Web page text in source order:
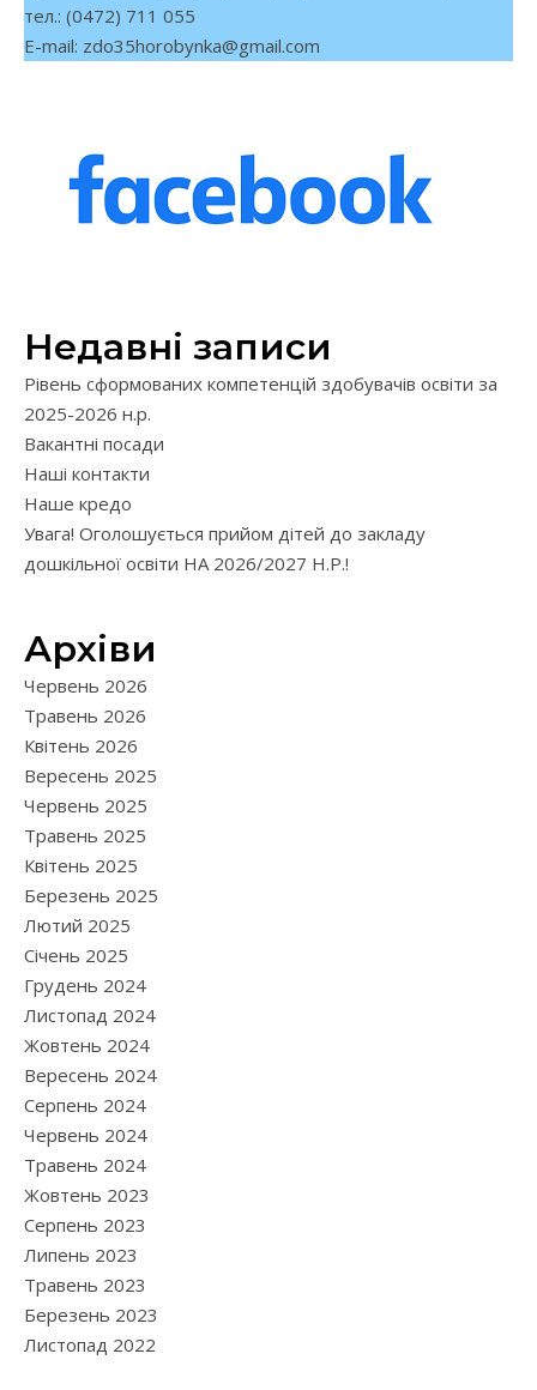
тел.: (0472) 711 055
E-mail: zdo35horobynka@gmail.com
Недавні записи
Рівень сформованих компетенцій здобувачів освіти за
2025-2026 н.р.
Вакантні посади
Наші контакти
Наше кредо
Увага! Оголошується прийом дітей до закладу
дошкільної освіти НА 2026/2027 Н.Р.!
Архіви
Червень 2026
Травень 2026
Квітень 2026
Вересень 2025
Червень 2025
Травень 2025
Квітень 2025
Березень 2025
Лютий 2025
Січень 2025
Грудень 2024
Листопад 2024
Жовтень 2024
Вересень 2024
Серпень 2024
Червень 2024
Травень 2024
Жовтень 2023
Серпень 2023
Липень 2023
Травень 2023
Березень 2023
Листопад 2022